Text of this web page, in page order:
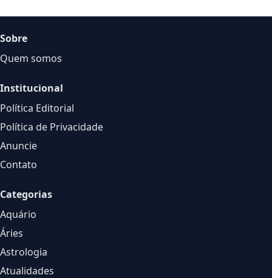
Sobre
Quem somos
Institucional
Política Editorial
Política de Privacidade
Anuncie
Contato
Categorias
Aquário
Áries
Astrologia
Atualidades